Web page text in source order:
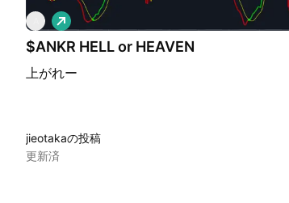
$ANKR HELL or HEAVEN
上がれー
ロ
ン
グ
jieotakaの投稿
更新済